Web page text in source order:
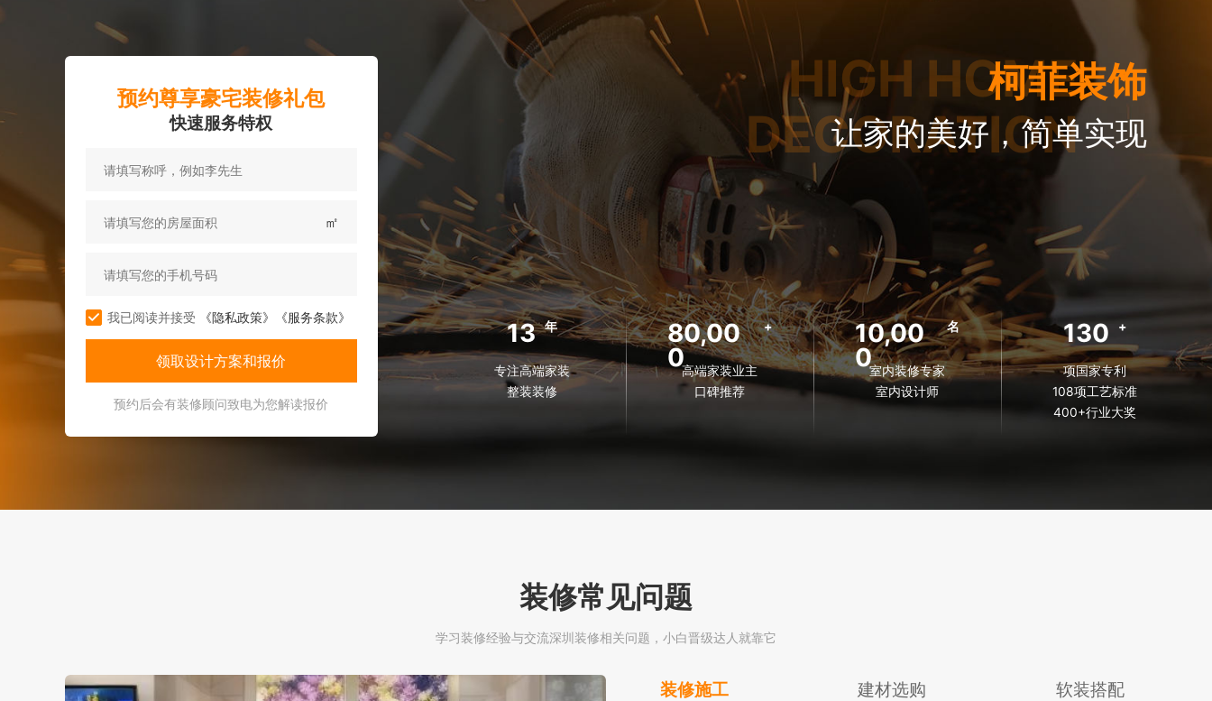
预约尊享豪宅装修礼包
快速服务特权
㎡
我已阅读并接受 《隐私政策》 《服务条款》
预约后会有装修顾问致电为您解读报价
HIGH HOME
DECORATION
柯菲装饰
让家的美好，简单实现
13 年
专注高端家装
整装装修
80,00
0
+
高端家装业主
口碑推荐
10,00
0
名
室内装修专家
室内设计师
130 +
项国家专利
108项工艺标准
400+行业大奖
装修常见问题
学习装修经验与交流深圳装修相关问题，小白晋级达人就靠它
装修施工 建材选购 软装搭配